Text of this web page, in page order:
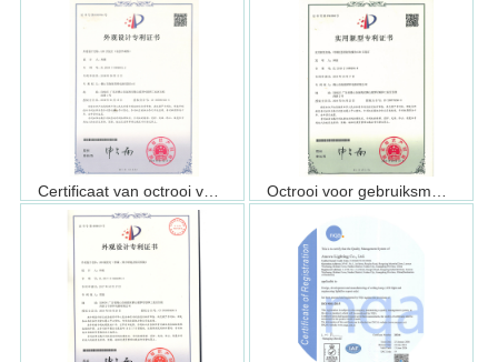
Certificaat van octrooi voor ontwerp (ALSU2919)